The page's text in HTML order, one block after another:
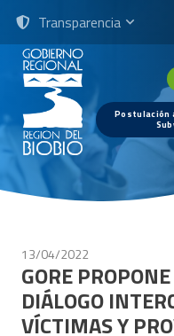
Transparencia
Postulación
13/04/2022
GORE
DIÁLOGO
VÍCTIMAS Y